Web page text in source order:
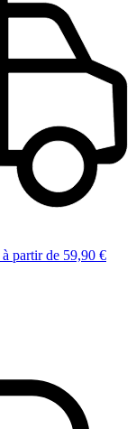
à partir de 59,90 €